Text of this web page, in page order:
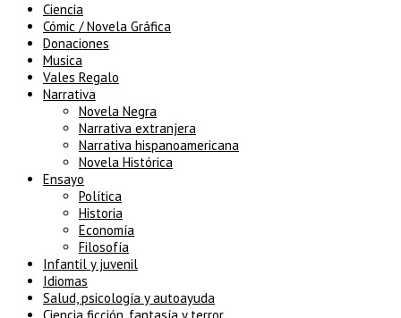
Ciencia
Cómic / Novela Gráfica
Donaciones
Musica
Vales Regalo
Narrativa
Novela Negra
Narrativa extranjera
Narrativa hispanoamericana
Novela Histórica
Ensayo
Política
Historia
Economía
Filosofía
Infantil y juvenil
Idiomas
Salud, psicología y autoayuda